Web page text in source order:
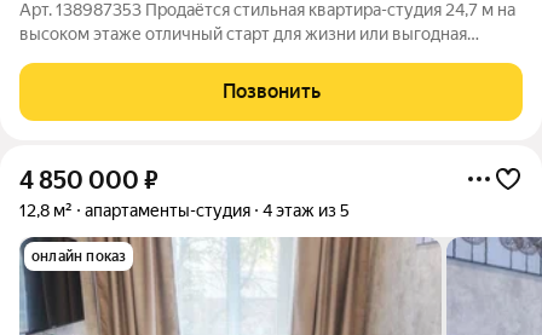
Арт. 138987353 Продаётся стильная квартира-студия 24,7 м на
высоком этаже отличный старт для жизни или выгодная
продуманная студия 24,7 м идеальное пространство для
одного-двух человек, молодого
Позвонить
4 850 000 ₽
12,8 м² апартаменты-студия 4 этаж из 5
онлайн показ